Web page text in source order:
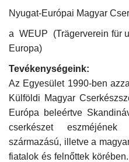
Művészet
Sport
Sajtó
Rendezvény
Humor
Nyugat-Európai Magyar
a WEUP (Trägerverein für
Europa)
Tevékenységeink:
Az Egyesület 1990-ben
Külföldi Magyar
Európa beleértve
cserkészet eszméjének
származású, illetve a
fiatalok és felnőttek